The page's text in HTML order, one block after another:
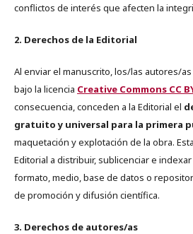
conflictos de interés que afecten la
2. Derechos de la Editorial
Al enviar el manuscrito, los/las autores/
bajo la licencia Creative Commons CC
consecuencia, conceden a la Editorial el
gratuito y universal para la primera
maquetación y explotación de la obra.
Editorial a distribuir, sublicenciar e
formato, medio, base de datos o
de promoción y difusión científica.
3. Derechos de autores/as